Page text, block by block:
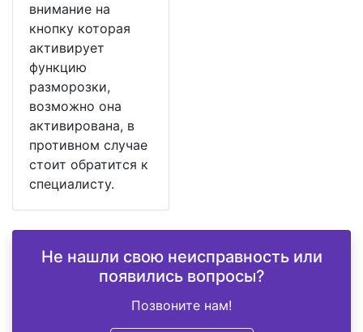
внимание на
кнопку которая
активирует
функцию
разморозки,
возможно она
активирована, в
противном случае
стоит обратится к
специалисту.
Не нашли свою неисправность или
появились вопросы?
Позвоните нам!